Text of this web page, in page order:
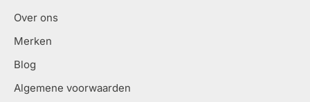
Over ons
Merken
Blog
Algemene voorwaarden